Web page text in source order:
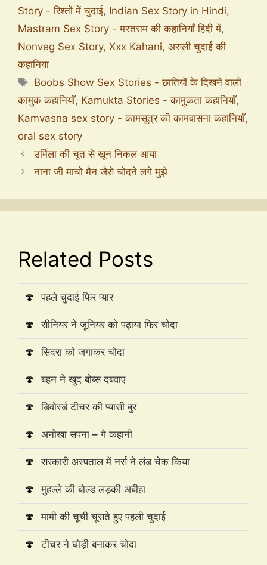
Story - रिश्तों में चुदाई, Indian Sex Story in Hindi,
Mastram Sex Story - मस्तराम की कहानियाँ हिंदी में,
Nonveg Sex Story, Xxx Kahani, असली चुदाई की
कहानिया
Boobs Show Sex Stories - छातियों के दिखने वाली
कामुक कहानियाँ, Kamukta Stories - कामुकता कहानियाँ,
Kamvasna sex story - कामसूत्र की कामवासना कहानियाँ,
oral sex story
उर्मिला की चूत से खून निकल आया
नाना जी माचो मैन जैसे चोदने लगे मुझे
Related Posts
🍄 पहले चुदाई फिर प्यार
🍄 सीनियर ने जूनियर को पढ़ाया फिर चोदा
🍄 सिदरा को जगाकर चोदा
🍄 बहन ने खुद बोब्स दबवाए
🍄 डिवोर्स्ड टीचर की प्यासी बुर
🍄 अनोखा सपना – गे कहानी
🍄 सरकारी अस्पताल में नर्स ने लंड चेक किया
🍄 मुहल्ले की बोल्ड लड़की अबीहा
🍄 मामी की चूची चूसते हुए पहली चुदाई
🍄 टीचर ने घोड़ी बनाकर चोदा